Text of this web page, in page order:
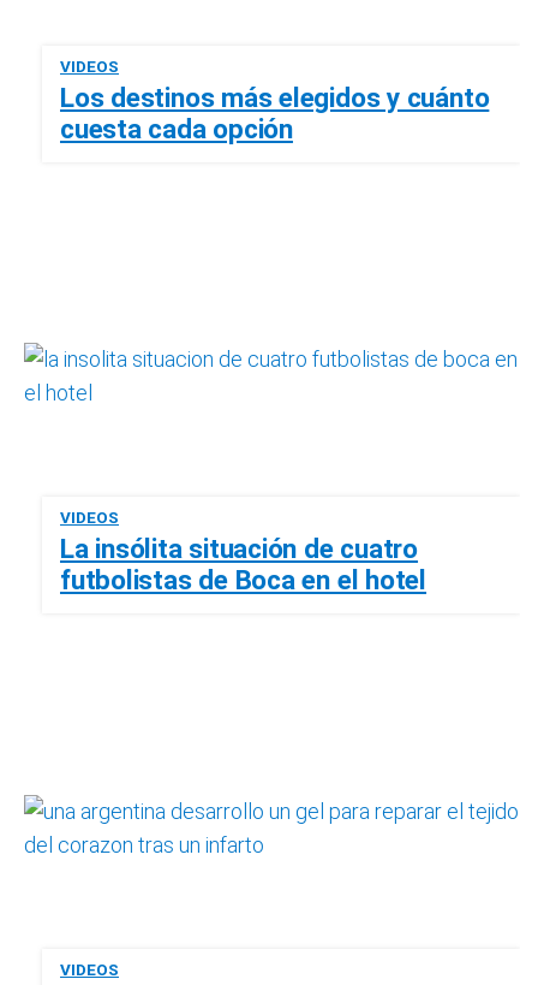
VIDEOS
Los destinos más elegidos y cuánto
cuesta cada opción
VIDEOS
La insólita situación de cuatro
futbolistas de Boca en el hotel
VIDEOS